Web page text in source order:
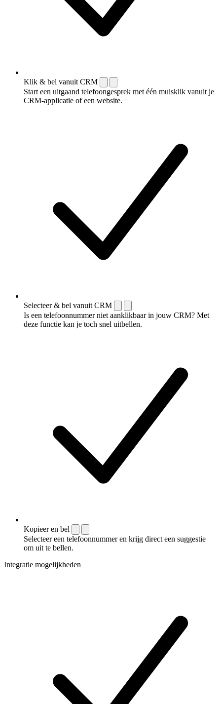
Klik & bel vanuit CRM
Start een uitgaand telefoongesprek met één muisklik vanuit je
CRM-applicatie of een website.
Selecteer & bel vanuit CRM
Is een telefoonnummer niet aanklikbaar in jouw CRM? Met
deze functie kan je toch snel uitbellen.
Kopieer en bel
Selecteer een telefoonnummer en krijg direct een suggestie
om uit te bellen.
Integratie mogelijkheden